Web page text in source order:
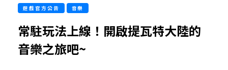
遊戲官方公告 音樂
常駐玩法上線！開啟提瓦特大陸的
音樂之旅吧~